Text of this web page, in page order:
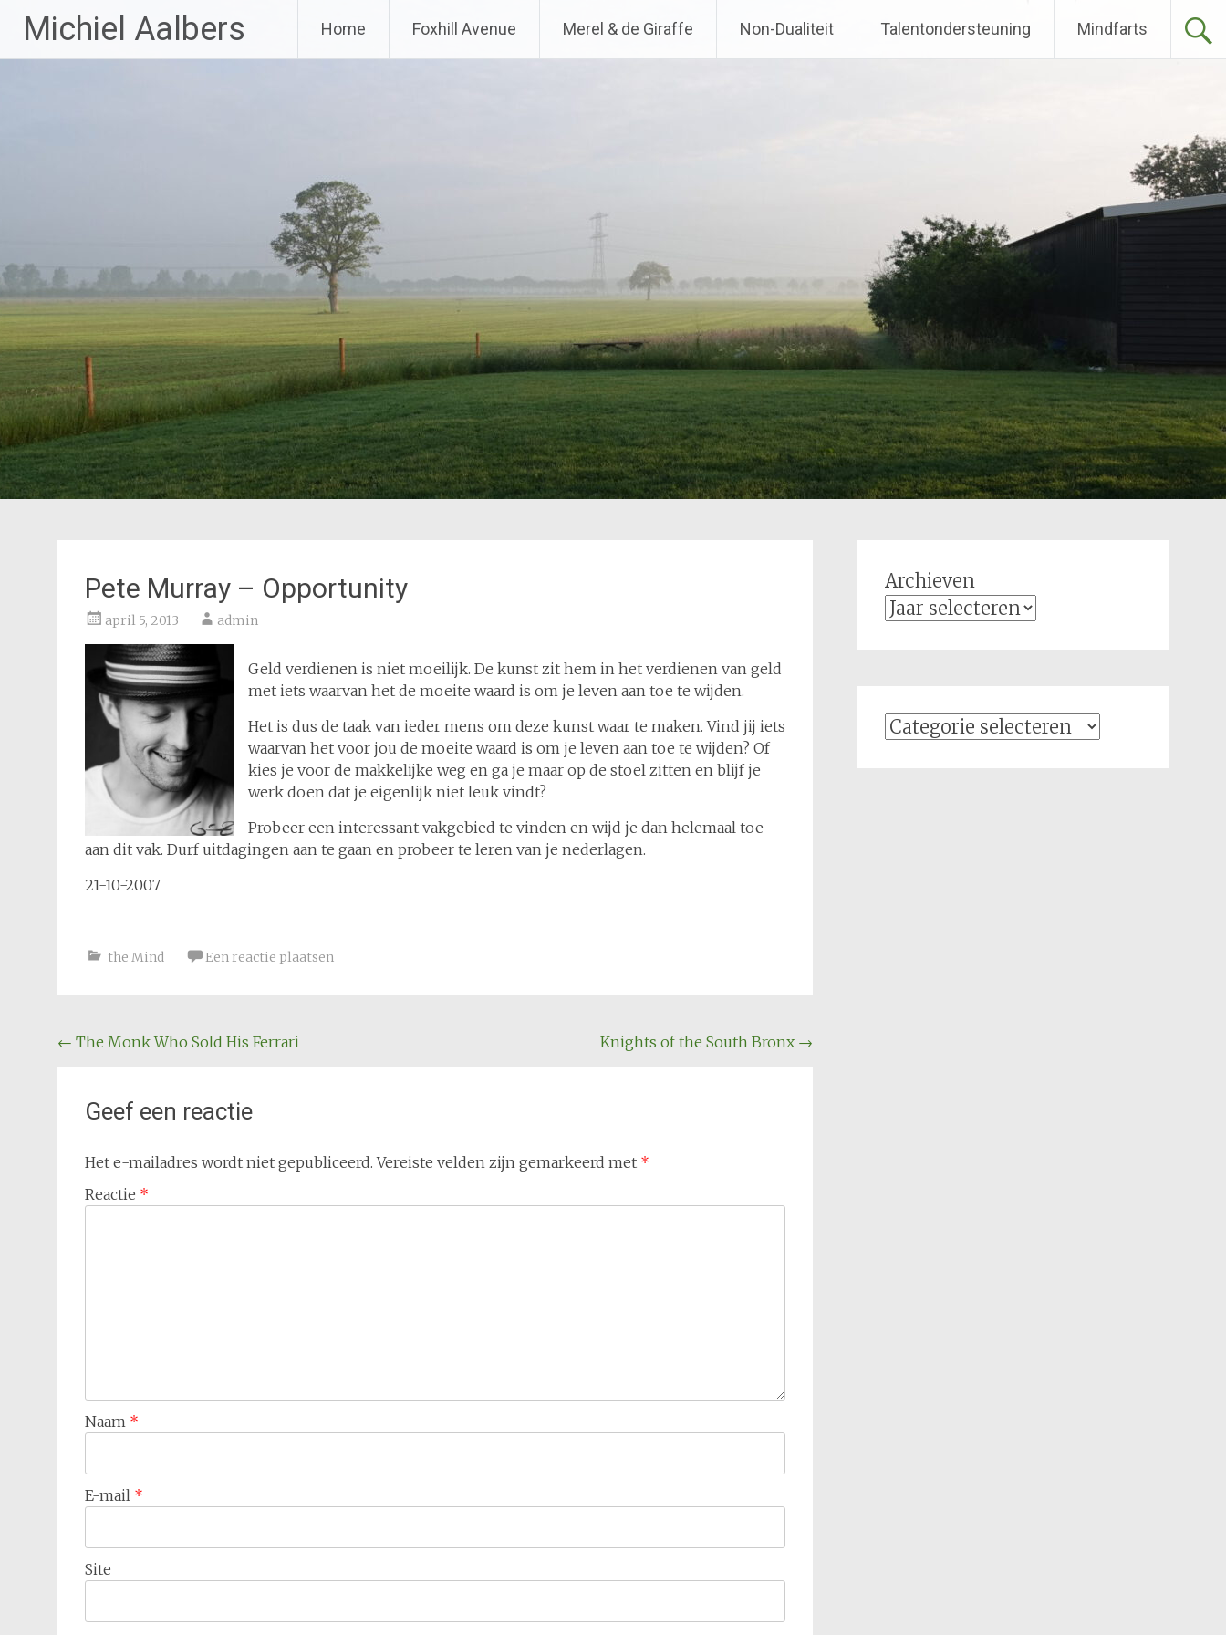
de
Michiel Aalbers Home Foxhill Avenue Merel & de Giraffe Non-Dualiteit Talentondersteuning Mindfarts
Pete Murray – Opportunity
april 5, 2013 admin
Geld verdienen is niet moeilijk. De kunst zit hem in het verdienen van geld
met iets waarvan het de moeite waard is om je leven aan toe te wijden.
Het is dus de taak van ieder mens om deze kunst waar te maken. Vind jij iets
waarvan het voor jou de moeite waard is om je leven aan toe te wijden? Of
kies je voor de makkelijke weg en ga je maar op de stoel zitten en blijf je
werk doen dat je eigenlijk niet leuk vindt?
Probeer een interessant vakgebied te vinden en wijd je dan helemaal toe
aan dit vak. Durf uitdagingen aan te gaan en probeer te leren van je nederlagen.
21-10-2007
the Mind Een reactie plaatsen
Bericht
← The Monk Who Sold His Ferrari Knights of the South Bronx →
Geef een reactie
Het e-mailadres wordt niet gepubliceerd. Vereiste velden zijn gemarkeerd met *
Reactie *
Naam *
E-mail *
Site
Archieven
Categorieën